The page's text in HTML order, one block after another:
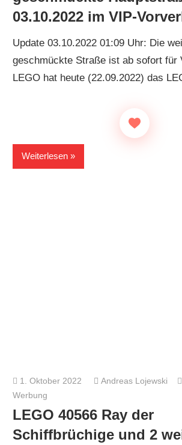
03.10.2022 im VIP-
Update 03.10.2022 01:09 Uhr: Die
geschmückte Straße ist ab sofort für
LEGO hat heute (22.09.2022) das
Weiterlesen
1. Oktober 2022 Andreas Lojewski
Werbung
LEGO 40566 Ray der
Schiffbrüchige und 2